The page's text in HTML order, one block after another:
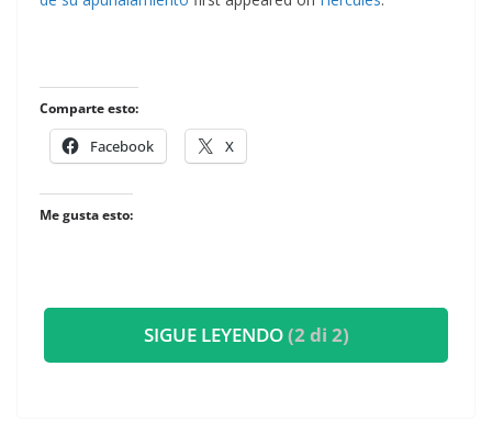
Comparte esto:
Facebook X
Me gusta esto:
SIGUE LEYENDO(2 di 2)